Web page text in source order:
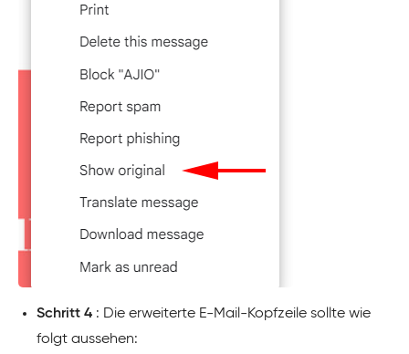
Schritt 4 : Die erweiterte E-Mail-Kopfzeile sollte wie
folgt aussehen: